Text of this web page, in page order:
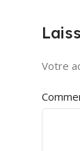
Votre